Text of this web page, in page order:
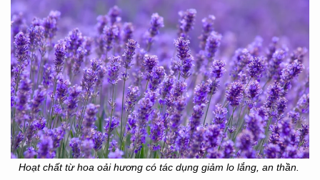
Hoạt chất từ hoa oải hương có tác dụng giảm lo lắng, an thần.